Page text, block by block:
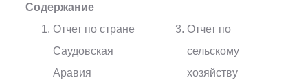
Содержание
Отчет по стране
Саудовская
Аравия
Отчет по
сельскому
хозяйству